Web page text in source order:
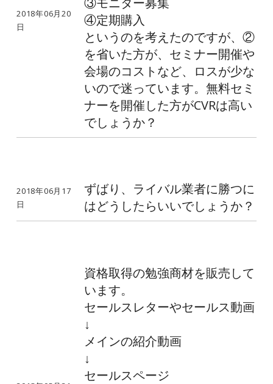
2018年06月20
日
④定期購入
というのを考えたのですが、②
を省いた方が、セミナー開催や
会場のコストなど、ロスが少な
いので迷っています。無料セミ
ナーを開催した方がCVRは高い
でしょうか？
2018年06月17
日
ずばり、ライバル業者に勝つに
はどうしたらいいでしょうか？
資格取得の勉強商材を販売して
います。
セールスレターやセールス動画
↓
メインの紹介動画
↓
セールスページ